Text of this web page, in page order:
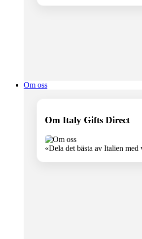
Om oss
Om Italy Gifts Direct
«Dela det bästa av Italien